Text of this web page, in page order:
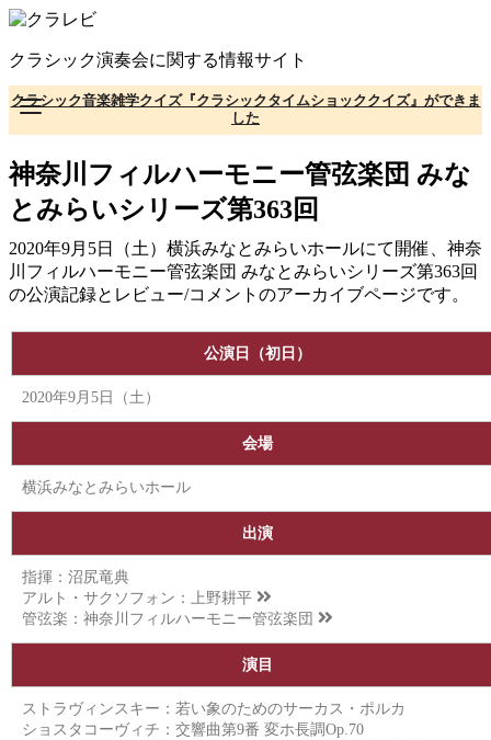
コ
テ
ン
ツ
へ
移
動
クラシック演奏会に関する情報サイト
クラシック音楽雑学クイズ『クラシックタイムショッククイズ』ができま
した
神奈川フィルハーモニー管弦楽団 みな
とみらいシリーズ第363回
2020年9月5日（土）横浜みなとみらいホールにて開催、神奈
川フィルハーモニー管弦楽団 みなとみらいシリーズ第363回
の公演記録とレビュー/コメントのアーカイブページです。
公演日（初日）
2020年9月5日（土）
会場
横浜みなとみらいホール
出演
指揮：沼尻竜典
アルト・サクソフォン：
上野耕平
管弦楽： 神奈川フィルハーモニー管弦楽団
演目
ストラヴィンスキー：若い象のためのサーカス・ポルカ
ショスタコーヴィチ：交響曲第9番 変ホ長調Op.70